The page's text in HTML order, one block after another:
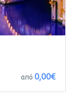
από 0,00€